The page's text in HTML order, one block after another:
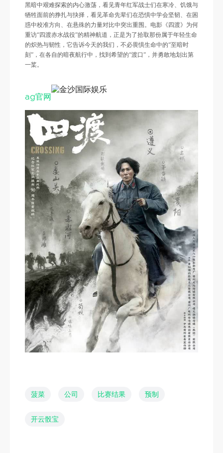
黑暗中艰难探索的内心激荡，看见青年红军战士们在寒冷、饥饿与
牺牲面前的挣扎与抉择，看见革命先辈们在恐惧中学会坚韧、在困
惑中校准方向、在悬殊的力量对比中突出重围。电影《四渡》为何
重访“四渡赤水战役”的精神航道，正是为了拾取那份属于年轻生命
的炽热与韧性，它告诉今天的我们，不必畏惧生命中的“至暗时
刻”，在各自的暗夜航行中，找到希望的“渡口”，并勇敢地划出第
一桨。
ag官网
菠菜 公司 比赛结果 预制
开云骰宝